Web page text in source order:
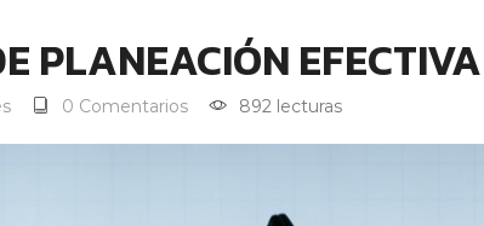
PLANEACIÓN EFECTIVA
0 Comentarios 892 lecturas